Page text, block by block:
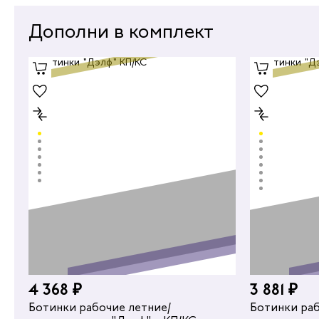
Дополни в комплект
4 368 ₽
Ботинки рабочие летние/
3 881 ₽
Ботинки
1 450 ₽